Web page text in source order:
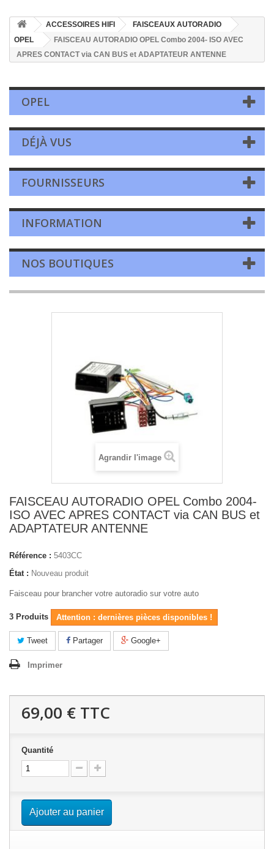
ACCESSOIRES HIFI
FAISCEAUX AUTORADIO
OPEL
FAISCEAU AUTORADIO OPEL Combo 2004- ISO AVEC
APRES CONTACT via CAN BUS et ADAPTATEUR ANTENNE
OPEL
DÉJÀ VUS
FOURNISSEURS
INFORMATION
NOS BOUTIQUES
Agrandir l'image
FAISCEAU AUTORADIO OPEL Combo 2004-
ISO AVEC APRES CONTACT via CAN BUS et
ADAPTATEUR ANTENNE
Référence : 5403CC
État : Nouveau produit
Faisceau pour brancher votre autoradio sur votre auto
3 Produits Attention : dernières pièces disponibles !
Tweet Partager Google+
Imprimer
69,00 € TTC
Quantité
Ajouter au panier